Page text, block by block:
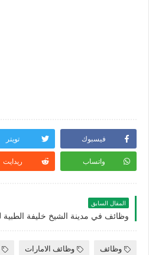
فيسبوك تويتر
واتساب ريدايت
المقال السابق
وظائف وظائف الامارات